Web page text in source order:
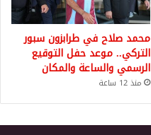
محمد صلاح في طرابزون سبور
التركي.. موعد حفل التوقيع
الرسمي والساعة والمكان
منذ 12 ساعة